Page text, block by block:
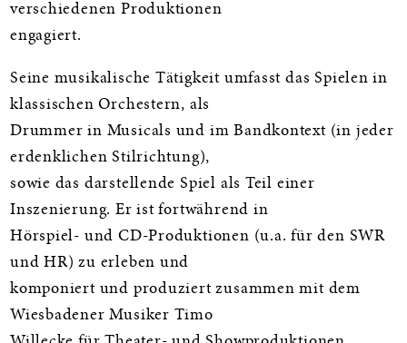
verschiedenen Produktionen
engagiert.
Seine musikalische Tätigkeit umfasst das Spielen in
klassischen Orchestern, als
Drummer in Musicals und im Bandkontext (in jeder
erdenklichen Stilrichtung),
sowie das darstellende Spiel als Teil einer
Inszenierung. Er ist fortwährend in
Hörspiel- und CD-Produktionen (u.a. für den SWR
und HR) zu erleben und
komponiert und produziert zusammen mit dem
Wiesbadener Musiker Timo